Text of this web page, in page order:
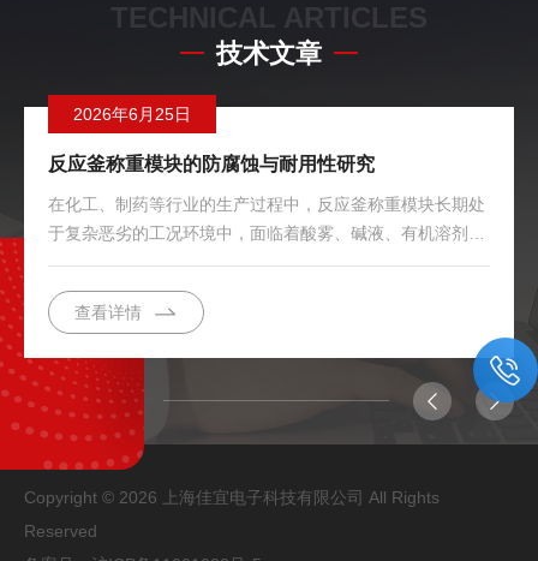
TECHNICAL ARTICLES
技术文章
2026年6月25日
反应釜称重模块的防腐蚀与耐用性研究
在化工、制药等行业的生产过程中，反应釜称重模块长期处
于复杂恶劣的工况环境中，面临着酸雾、碱液、有机溶剂等
多种腐蚀性介质的威胁。研究其防腐蚀技术与提升耐用性，
对于保障生产连续性和降低维护成本具有重要意义。材料选
择是防腐蚀的第一道防线。针对不同的化学介质特性，应选
用相应的耐腐蚀材料。对于酸性环境，通常采用316L不锈钢
材质，其钼元素的加入显著提高了抗点蚀和缝隙腐蚀能力。
在强腐蚀场合，可选用哈氏合金或钛材等特殊金属。除了金
属材料，弹性体元件的表面处理工艺同样关键。采用特殊的
镀镍或涂...
查看详情
Copyright © 2026 上海佳宜电子科技有限公司 All Rights
Reserved